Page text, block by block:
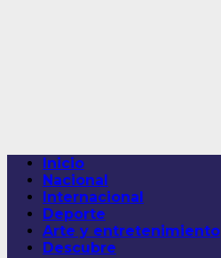
Menú
principal
Inicio
Nacional
Internacional
Deporte
Arte y entretenimiento
Descubre